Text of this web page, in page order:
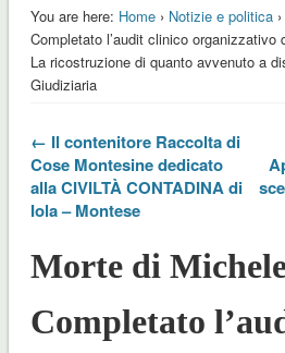
You are here: Home› Notizie e politica›
Completato l’audit clinico organizzativo
La ricostruzione di quanto avvenuto a
Giudiziaria
← Il contenitore Raccolta di
Cose Montesine dedicato
alla CIVILTÀ CONTADINA di
Iola – Montese
Morte di
Completato